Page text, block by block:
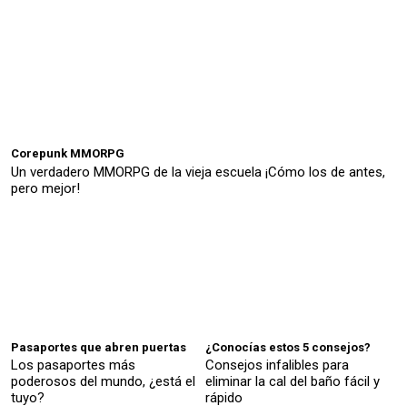
Corepunk MMORPG
Un verdadero MMORPG de la vieja escuela ¡Cómo los de antes,
pero mejor!
Pasaportes que abren puertas
Los pasaportes más
poderosos del mundo, ¿está el
tuyo?
¿Conocías estos 5 consejos?
Consejos infalibles para
eliminar la cal del baño fácil y
rápido